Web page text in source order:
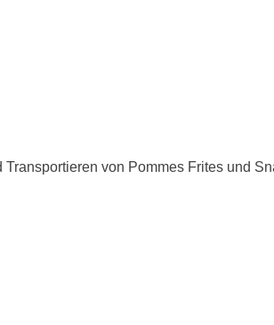
von Pommes Frites und